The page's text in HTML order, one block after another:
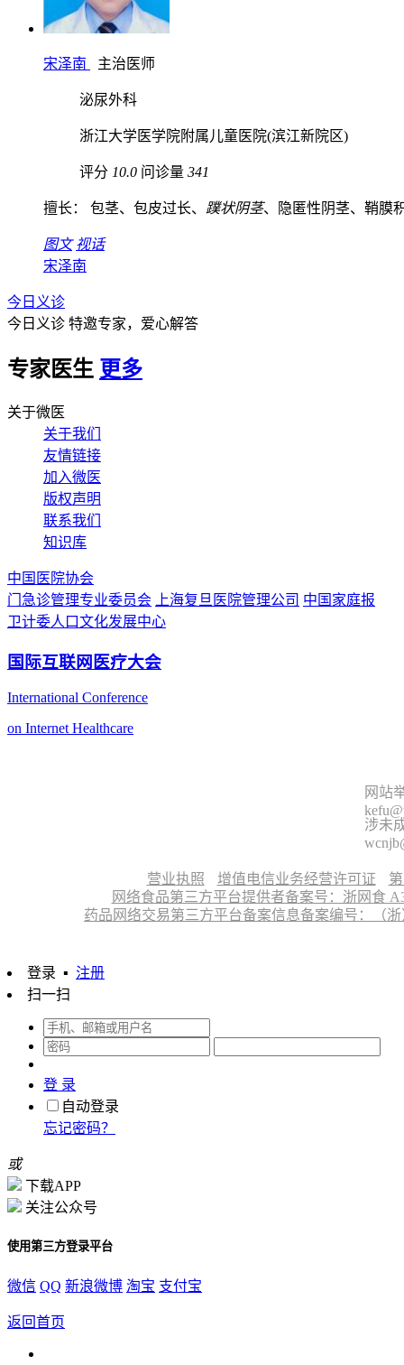
宋泽南 主治医师
泌尿外科
浙江大学医学院附属儿童医院(滨江新院区)
评分 10.0 问诊量 341
擅长： 包茎、包皮过长、 蹼状阴茎、隐匿性阴茎、鞘膜
图文 视话
宋泽南
今日义诊
今日义诊 特邀专家，爱心解答
专家医生 更多
关于微医
关于我们
友情链接
加入微医
版权声明
联系我们
知识库
中国医院协会
门急诊管理专业委员会 上海复旦医院管理公司 中国家庭报
卫计委人口文化发展中心
国际互联网医疗大会
International Conference
on Internet Healthcare
网站
涉未
营业执照 增值电信业务经营许可证
网络食品第三方平台提供者备案号：浙网食
药品网络交易第三方平台备案信息备案编号：（
登录 ▪ 注册
扫一扫
登 录
自动登录
忘记密码？
或
下载APP
关注公众号
使用第三方登录平台
微信 QQ 新浪微博 淘宝 支付宝
返回首页